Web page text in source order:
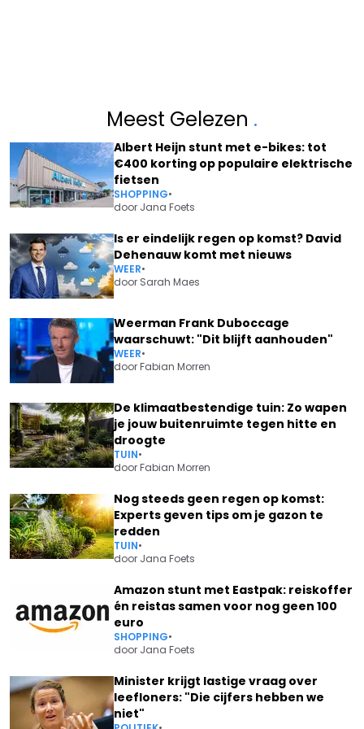
Meest Gelezen .
Albert Heijn stunt met e-bikes: tot
€400 korting op populaire elektrische
fietsen
SHOPPING•
door Jana Foets
Is er eindelijk regen op komst? David
Dehenauw komt met nieuws
WEER•
door Sarah Maes
Weerman Frank Duboccage
waarschuwt: "Dit blijft aanhouden"
WEER•
doorFabian Morren
De klimaatbestendige tuin: Zo wapen
je jouw buitenruimte tegen hitte en
droogte
TUIN•
doorFabian Morren
Nog steeds geen regen op komst:
Experts geven tips om je gazon te
redden
TUIN•
door Jana Foets
Amazon stunt met Eastpak: reiskoffer
én reistas samen voor nog geen 100
euro
SHOPPING•
door Jana Foets
Minister krijgt lastige vraag over
leefloners: "Die cijfers hebben we
niet"